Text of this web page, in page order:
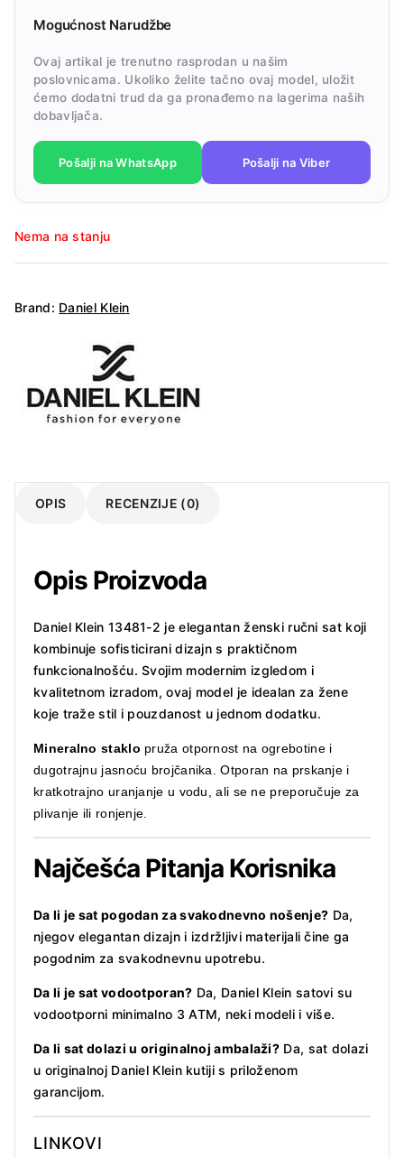
Mogućnost Narudžbe
Ovaj artikal je trenutno rasprodan u našim
poslovnicama. Ukoliko želite tačno ovaj model, uložit
ćemo dodatni trud da ga pronađemo na lagerima naših
dobavljača.
Pošalji na WhatsApp Pošalji na Viber
Nema na stanju
Brand: Daniel Klein
OPIS RECENZIJE (0)
Opis Proizvoda
Daniel Klein 13481-2 je elegantan ženski ručni sat koji
kombinuje sofisticirani dizajn s praktičnom
funkcionalnošću. Svojim modernim izgledom i
kvalitetnom izradom, ovaj model je idealan za žene
koje traže stil i pouzdanost u jednom dodatku.
Mineralno staklo pruža otpornost na ogrebotine i
dugotrajnu jasnoću brojčanika.Otporan na prskanje i
kratkotrajno uranjanje u vodu, ali se ne preporučuje za
plivanje ili ronjenje.
Najčešća Pitanja Korisnika
Da li je sat pogodan za svakodnevno nošenje? Da,
njegov elegantan dizajn i izdržljivi materijali čine ga
pogodnim za svakodnevnu upotrebu.
Da li je sat vodootporan? Da, Daniel Klein satovi su
vodootporni minimalno 3 ATM, neki modeli i više.
Da li sat dolazi u originalnoj ambalaži? Da, sat dolazi
u originalnoj Daniel Klein kutiji s priloženom
garancijom.
LINKOVI